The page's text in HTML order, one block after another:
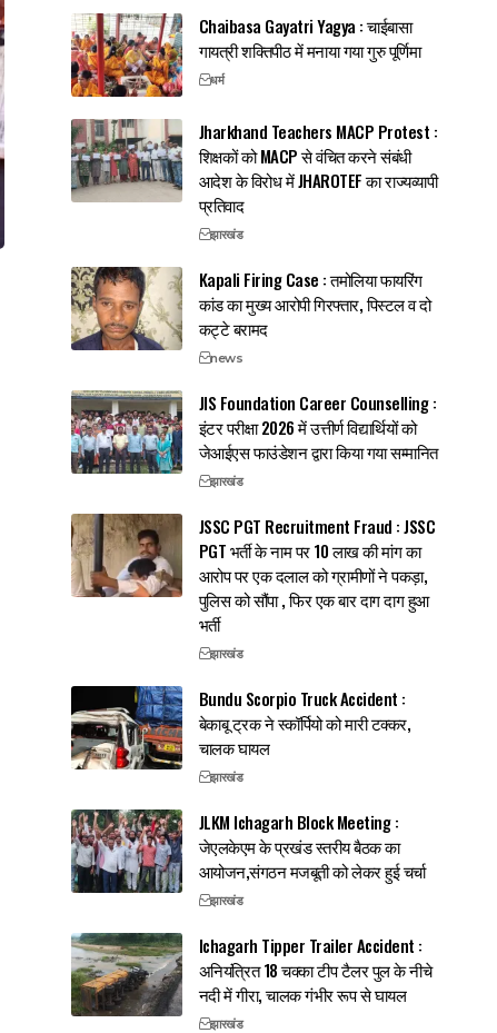
Chaibasa Gayatri Yagya : चाईबासा
गायत्री शक्तिपीठ में मनाया गया गुरु पूर्णिमा
धर्म
Jharkhand Teachers MACP Protest :
शिक्षकों को MACP से वंचित करने संबंधी
आदेश के विरोध में JHAROTEF का राज्यव्यापी
प्रतिवाद
झारखंड
Kapali Firing Case : तमोलिया फायरिंग
कांड का मुख्य आरोपी गिरफ्तार, पिस्टल व दो
कट्टे बरामद
news
JIS Foundation Career Counselling :
इंटर परीक्षा 2026 में उत्तीर्ण विद्यार्थियों को
जेआईएस फाउंडेशन द्वारा किया गया सम्मानित
झारखंड
JSSC PGT Recruitment Fraud : JSSC
PGT भर्ती के नाम पर 10 लाख की मांग का
आरोप पर एक दलाल को ग्रामीणों ने पकड़ा,
पुलिस को सौंपा , फिर एक बार दाग दाग हुआ
भर्ती
झारखंड
Bundu Scorpio Truck Accident :
बेकाबू ट्रक ने स्कॉर्पियो को मारी टक्कर,
चालक घायल
झारखंड
JLKM Ichagarh Block Meeting :
जेएलकेएम के प्रखंड स्तरीय बैठक का
आयोजन,संगठन मजबूती को लेकर हुई चर्चा
झारखंड
Ichagarh Tipper Trailer Accident :
अनियंत्रित 18 चक्का टीप टैलर पुल के नीचे
नदी में गीरा, चालक गंभीर रूप से घायल
झारखंड